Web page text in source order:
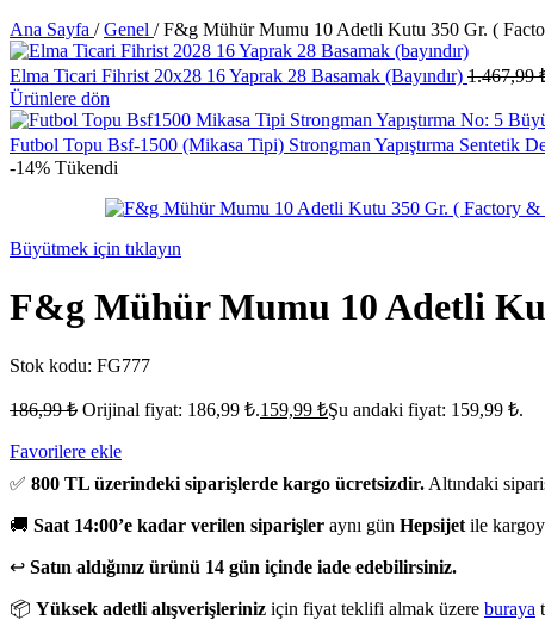
Ana Sayfa / Genel / F&g Mühür Mumu 10 Adetli Kutu 350 Gr. (
Elma Ticari Fihrist 20x28 16 Yaprak 28 Basamak (Bayındır) 1.467,99
Ürünlere dön
Futbol Topu Bsf-1500 (Mikasa Tipi) Strongman Yapıştırma Sentetik
-14% Tükendi
Büyütmek için tıklayın
F&g Mühür Mumu 10 Adetli
Stok kodu: FG777
186,99₺ Orijinal fiyat: 186,99 ₺.159,99 ₺Şu andaki fiyat: 159,99 ₺.
Favorilere ekle
✅ 800 TL üzerindeki siparişlerde kargo ücretsizdir. Altındaki
🚚 Saat 14:00’e kadar verilen siparişler aynı gün Hepsijet ile
↩️ Satın aldığınız ürünü 14 gün içinde iade edebilirsiniz.
📦 Yüksek adetli alışverişleriniz için fiyat teklifi almak üzere buraya